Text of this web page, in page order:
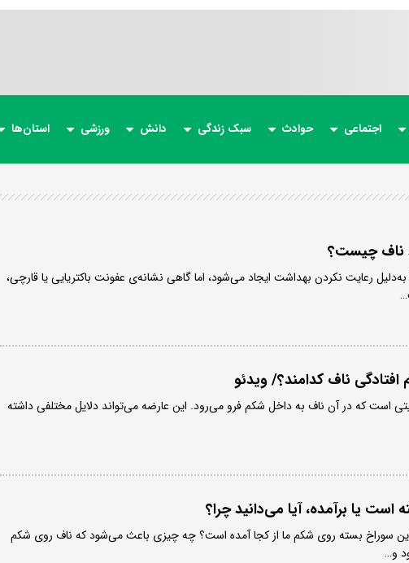
اجتماعی حوادث سبک زندگی دانش ورزشی استان‌ها
رعایت نکردن بهداشت ایجاد می‌شود، اما گاهی نشانه‌ی عفونت باکتریایی یا قارچی،
افتادگی ناف کدامند؟/ ویدئو
است که در آن ناف به داخل شکم فرو می‌رود. این عارضه می‌تواند دلایل مختلفی داشته
است یا برآمده، آیا می‌دانید چرا؟
این سوراخ بسته روی شکم ما از کجا آمده است؟ چه چیزی باعث می‌شود که ناف روی شکم
و…